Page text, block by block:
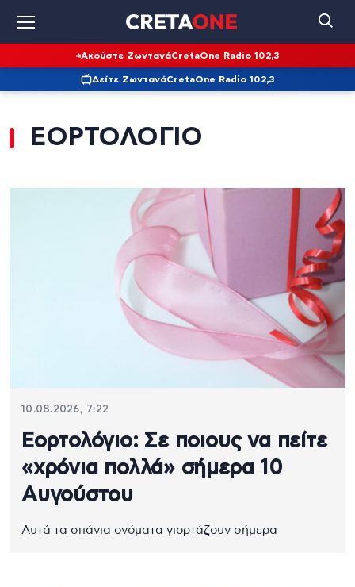
Ακούστε ΖωντανάCretaOne Radio 102,3
Δείτε ΖωντανάCretaOne Radio 102,3
ΕΟΡΤΟΛΟΓΙΟ
10.08.2026, 7:22
Εορτολόγιο: Σε ποιους να πείτε
«χρόνια πολλά» σήμερα 10
Αυγούστου
Αυτά τα σπάνια ονόματα γιορτάζουν σήμερα